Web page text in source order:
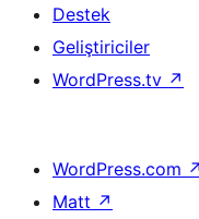
Destek
Geliştiriciler
WordPress.tv ↗
WordPress.com ↗
Matt ↗